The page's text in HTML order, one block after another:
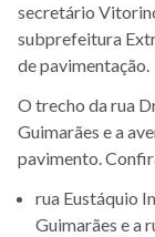
secretário
subprefeitura
de pavimentação.
O trecho da rua
Guimarães e a
pavimento.
rua Eustáquio
Guimarães e a